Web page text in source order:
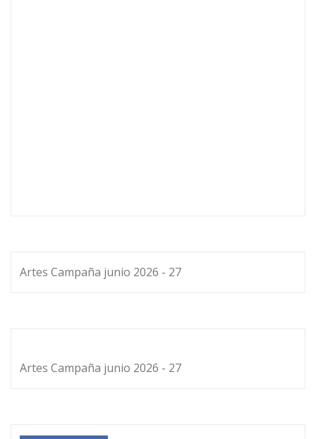
Artes Campaña junio 2026 - 27
Artes Campaña junio 2026 - 27